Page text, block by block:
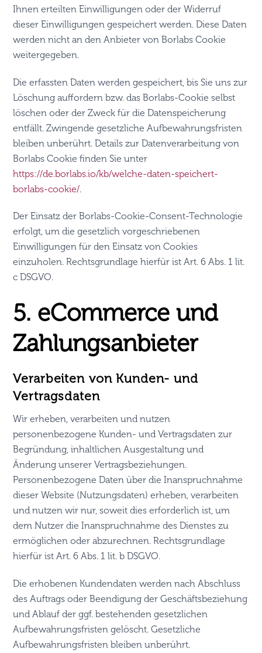
Ihnen erteilten Einwilligungen oder der Widerruf
dieser Einwilligungen gespeichert werden. Diese Daten
werden nicht an den Anbieter von Borlabs Cookie
weitergegeben.
Die erfassten Daten werden gespeichert, bis Sie uns zur
Löschung auffordern bzw. das Borlabs-Cookie selbst
löschen oder der Zweck für die Datenspeicherung
entfällt. Zwingende gesetzliche Aufbewahrungsfristen
bleiben unberührt. Details zur Datenverarbeitung von
Borlabs Cookie finden Sie unter
https://de.borlabs.io/kb/welche-daten-speichert-
borlabs-cookie/.
Der Einsatz der Borlabs-Cookie-Consent-Technologie
erfolgt, um die gesetzlich vorgeschriebenen
Einwilligungen für den Einsatz von Cookies
einzuholen. Rechtsgrundlage hierfür ist Art. 6 Abs. 1 lit.
c DSGVO.
5. eCommerce und
Zahlungs­anbieter
Verarbeiten von Kunden- und
Vertragsdaten
Wir erheben, verarbeiten und nutzen
personenbezogene Kunden- und Vertragsdaten zur
Begründung, inhaltlichen Ausgestaltung und
Änderung unserer Vertragsbeziehungen.
Personenbezogene Daten über die Inanspruchnahme
dieser Website (Nutzungsdaten) erheben, verarbeiten
und nutzen wir nur, soweit dies erforderlich ist, um
dem Nutzer die Inanspruchnahme des Dienstes zu
ermöglichen oder abzurechnen. Rechtsgrundlage
hierfür ist Art. 6 Abs. 1 lit. b DSGVO.
Die erhobenen Kundendaten werden nach Abschluss
des Auftrags oder Beendigung der Geschäftsbeziehung
und Ablauf der ggf. bestehenden gesetzlichen
Aufbewahrungsfristen gelöscht. Gesetzliche
Aufbewahrungsfristen bleiben unberührt.